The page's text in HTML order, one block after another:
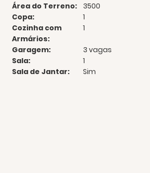
Área do Terreno:
3500
Copa:
1
Cozinha com
Armários:
1
Garagem:
3 vagas
Sala:
1
Sala de Jantar:
Sim